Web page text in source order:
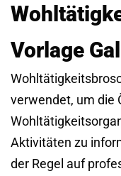
Vorlage
verwendet, um die
Aktivitäten zu
der Regel auf